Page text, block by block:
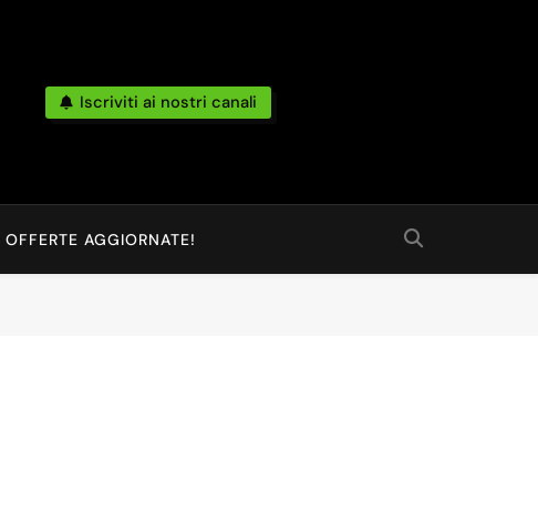
Iscriviti ai nostri canali
OFFERTE AGGIORNATE!